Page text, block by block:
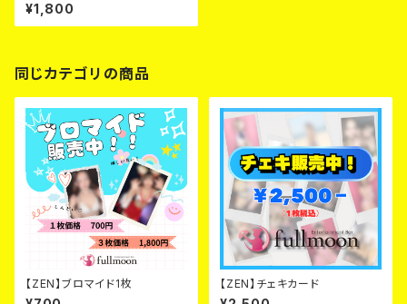
¥1,800
同じカテゴリの商品
【ZEN】ブロマイド1枚 【ZEN】チェキカード